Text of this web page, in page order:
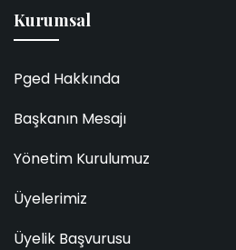
Kurumsal
Pged Hakkında
Başkanın Mesajı
Yönetim Kurulumuz
Üyelerimiz
Üyelik Başvurusu